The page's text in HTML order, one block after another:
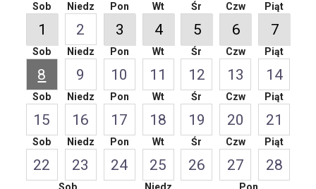
Sob
1
Niedz
2
Pon
3
Wt
4
Śr
5
Czw
6
Piąt
7
Sob
8
Niedz
9
Pon
10
Wt
11
Śr
12
Czw
13
Piąt
14
Sob
15
Niedz
16
Pon
17
Wt
18
Śr
19
Czw
20
Piąt
21
Sob
22
Niedz
23
Pon
24
Wt
25
Śr
26
Czw
27
Piąt
28